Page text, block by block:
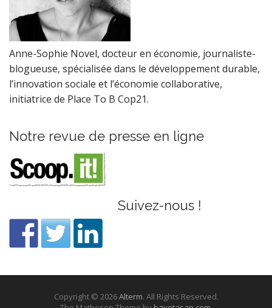
Anne-Sophie Novel, docteur en économie, journaliste-
blogueuse, spécialisée dans le développement durable,
l’innovation sociale et l’économie collaborative,
initiatrice de Place To B Cop21.
Notre revue de presse en ligne
Suivez-nous !
Copyright © 2026Alterm. All Rights Reserved.